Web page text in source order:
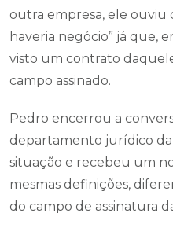
outra empresa, ele ouviu
haveria negócio” já que,
visto um contrato
campo assinado.
Pedro encerrou a
departamento jurídico da
situação e recebeu um
mesmas definições,
do campo de assinatura